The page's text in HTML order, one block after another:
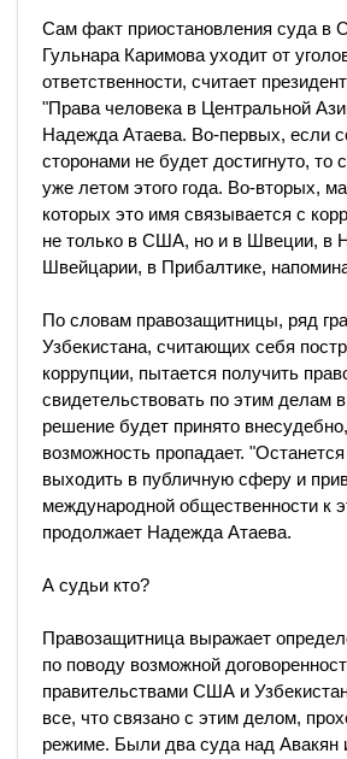
Сам факт приостановления суда в
Гульнара Каримова уходит от
ответственности, считает
"Права человека в Центральной
Надежда Атаева. Во-первых, если
сторонами не будет достигнуто, то
уже летом этого года. Во-вторых,
которых это имя связывается с
не только в США, но и в Швеции, в
Швейцарии, в Прибалтике,
По словам правозащитницы, ряд
Узбекистана, считающих себя
коррупции, пытается получить
свидетельствовать по этим делам
решение будет принято
возможность пропадает.
выходить в публичную сферу и
международной общественности к
продолжает Надежда Атаева.
А судьи кто?
Правозащитница выражает
по поводу возможной
правительствами США и
все, что связано с этим делом,
режиме. Были два суда над